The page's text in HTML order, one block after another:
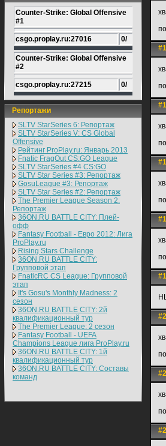
Counter-Strike: Global Offensive
#1
csgo.proplay.ru:27016 0/
Counter-Strike: Global Offensive
#2
csgo.proplay.ru:27215 0/
Репортажи
SLTV StarSeries 6: Репортаж
SLTV StarSeries V: CS Global
Offensive
Рейтинг ProPlay.ru: Январь 2013
Fnatic FragOut CS:GO League
SLTV StarSeries #4 CS:GO
SLTV Star Series #3: Репортаж
GosuLeague #3: Репортаж
SLTV Star Series #2: Репортаж
The Premier League Season 2:
Репортаж
36ON.RU BATTLE CITY: Плей-
офф
Fantasy Football - Евро 2012: Лига
ProPlay.ru
Rising Stars Challenge
36ON.RU BATTLE CITY:
Групповой этап
FnaticRC CS League: Групповой
этап
It's Gosu's Monthly Madness: 2
сезон
36ON.RU BATTLE CITY: 2й
квалификационный тур
The Premier League: 2 cезон
Fantasy Football - UEFA
Champions League лига ProPlay.ru
36ON.RU BATTLE CITY: 1й
квалификационный тур
36ON.RU BATTLE CITY: Составы
команд